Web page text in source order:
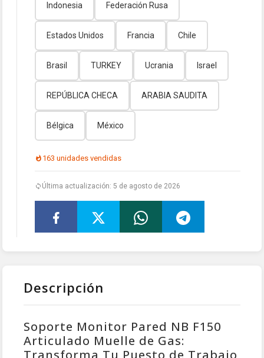
Indonesia Federación Rusa
Estados Unidos Francia Chile
Brasil TURKEY Ucrania Israel
REPÚBLICA CHECA ARABIA SAUDITA
Bélgica México
163 unidades vendidas
Última actualización: 5 de agosto de 2026
Descripción
Soporte Monitor Pared NB F150
Articulado Muelle de Gas:
Transforma Tu Puesto de Trabajo